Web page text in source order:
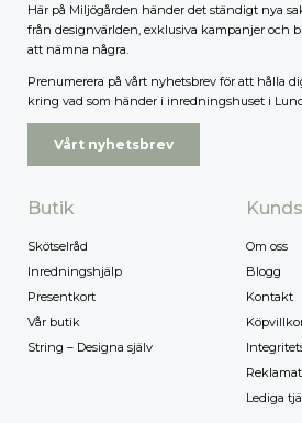
Här på Miljögården händer det ständigt nya
från designvärlden, exklusiva kampanjer och
att nämna några.
Prenumerera på vårt nyhetsbrev för att hålla
kring vad som händer i inredningshuset i
Vårt nyhetsbrev
Butik
Skötselråd
Inredningshjälp
Presentkort
Vår butik
String – Designa själv
Om oss
Blogg
Kontakt
Lediga